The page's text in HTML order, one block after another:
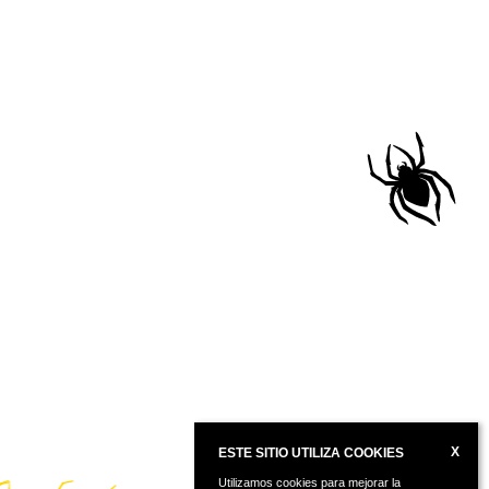
ESTE SITIO UTILIZA COOKIES X
Utilizamos cookies para mejorar la